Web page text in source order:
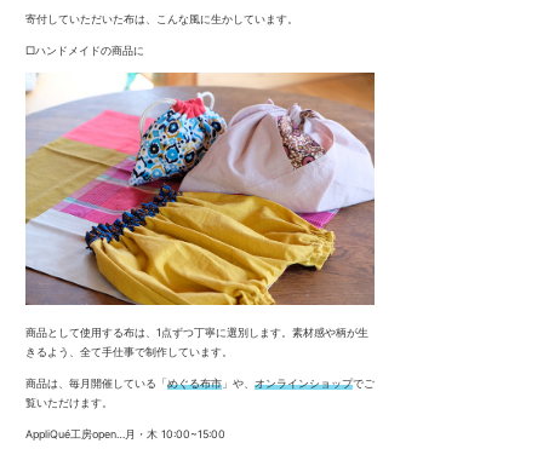
寄付していただいた布は、こんな風に生かしています。
□ハンドメイドの商品に
商品として使用する布は、1点ずつ丁寧に選別します。素材感や柄が生
きるよう、全て手仕事で制作しています。
商品は、毎月開催している「めぐる布市 」や、 オンラインショップでご
覧いただけます。
AppliQué工房open…月・木 10:00~15:00